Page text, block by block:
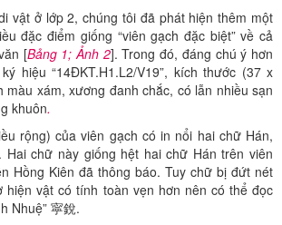
vật ở lớp 2, chúng tôi đã phát hiện thêm một
đặc điểm giống “viên gạch đặc biệt” về cả
[Bảng 1; Ảnh 2]. Trong đó, đáng chú ý hơn
hiệu “14ĐKT.H1.L2/V19”, kích thước (37 x
màu xám, xương đanh chắc, có lẫn nhiều sạn
khuôn.
rộng) của viên gạch có in nổi hai chữ Hán,
Hai chữ này giống hệt hai chữ Hán trên viên
Hồng Kiên đã thông báo. Tuy chữ bị đứt nét
hiện vật có tính toàn vẹn hơn nên có thể đọc
Nhuệ” 寜銳.